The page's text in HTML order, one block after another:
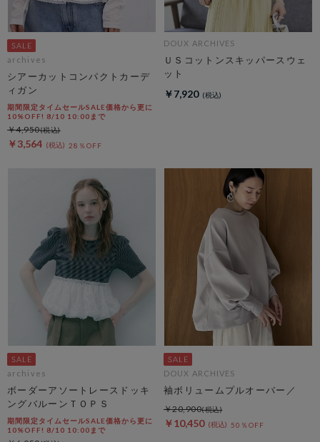
archives
シアーカットコンパクトカーデ
ィガン
期間限定タイムセールSALE価格から更に
10%OFF! 8/10 10:00まで
￥3,564 28％OFF
￥4,950
DOUX ARCHIVES
ＵＳコットンスキッパースウェ
ット
￥7,920
archives
ボーダーアソートレースドッキ
ングバルーンＴＯＰＳ
期間限定タイムセールSALE価格から更に
10%OFF! 8/10 10:00まで
DOUX ARCHIVES
袖ボリュームプルオーバー／
￥10,450 50％OFF
￥20,900